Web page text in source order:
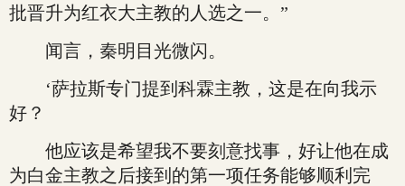
批晋升为红衣大主教的人选之一。”
闻言，秦明目光微闪。
‘萨拉斯专门提到科霖主教，这是在向我示
好？
他应该是希望我不要刻意找事，好让他在成
为白金主教之后接到的第一项任务能够顺利完